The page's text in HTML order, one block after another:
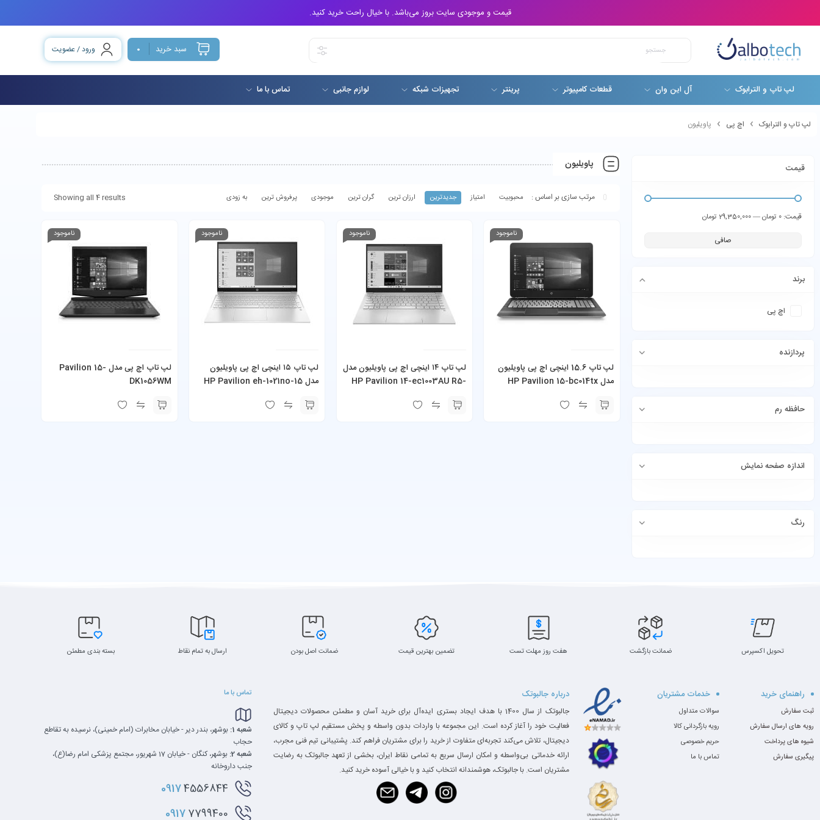
قیمت و موجودی سایت بروز می‌باشد. با خیال راحت خرید کنید.
سبد خرید 0 ورود / عضویت
لپ تاپ و الترابوک آل این وان قطعات کامپیوتر پرینتر تجهیزات شبکه لوازم جانبی تماس با ما
لپ تاپ و الترابوک اچ پی پاویلیون
قیمت
صافی
قيمت: 0 تومان —29,350,000 تومان
برند
اچ پی
پردازنده
حافظه رم
اندازه صفحه نمایش
رنگ
پاویلیون
Showing all 4 results محبوبیت امتیاز جدیدترین ارزان ترین گران ترین موجودی پرفروش ترین به زودی
ناموجود
لپ تاپ 15.6 اینچی اچ پی پاویلیون
مدل HP Pavilion 15-bc014tx
256GB SSD 2GB NVIDIA
ناموجود
لپ تاپ ۱۴ اینچی اچ پی پاویلیون مدل
HP Pavilion 14-ec1003AU R5-
ناموجود
لپ تاپ ۱۵ اینچی اچ پی پاویلیون
مدل HP Pavilion eh-1021no-15
ناموجود
لپ تاپ اچ پی مدل Pavilion 15-
DK1056WM
تحویل اکسپرس ضمانت بازگشت هفت روز مهلت تست تضمین بهترین قیمت ضمانت اصل بودن ارسال به تمام نقاط بسته بندی مطمئن
راهنمای خرید
ثبت سفارش
رویه های ارسال سفارش
شیوه های پرداخت
پیگیری سفارش
خدمات مشتریان
سوالات متداول
رویه بازگردانی کالا
حریم خصوصی
تماس با ما
درباره جالبوتک
جالبوتک از سال 1400 با هدف ایجاد بستری ایده‌آل برای خرید آسان و مطمئن محصولات دیجیتال
فعالیت خود را آغاز کرده است. این مجموعه با واردات بدون واسطه و پخش مستقیم لپ تاپ و کالای
دیجیتال، تلاش می‌کند تجربه‌ای متفاوت از خرید را برای مشتریان فراهم کند. پشتیبانی تیم فنی مجرب،
ارائه خدماتی بی‌واسطه و امکان ارسال سریع به تمامی نقاط ایران، بخشی از تعهد جالبوتک به رضایت
مشتریان است. با جالبوتک، هوشمندانه انتخاب کنید و با خیالی آسوده خرید کنید.
تماس با ما
شعبه 1:
بوشهر، بندر دیر - خیابان مخابرات (امام خمینی)، نرسیده به تقاطع
حجاب
شعبه 2:
بوشهر، کنگان - خیابان 17 شهریور، مجتمع پزشکی امام رضا(ع)،
جنب داروخانه
09174556844
09177799400